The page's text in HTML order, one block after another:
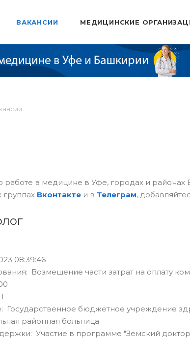
ВАКАНСИИ МЕДИЦИНСКИЕ
работе в медицине в Уфе, городах и
группах Вконтактеи в Телеграм,
08:39:46
Возмещение части затрат на оплату
бюджетное учреждение
районная больница
Участие в программе "Земский